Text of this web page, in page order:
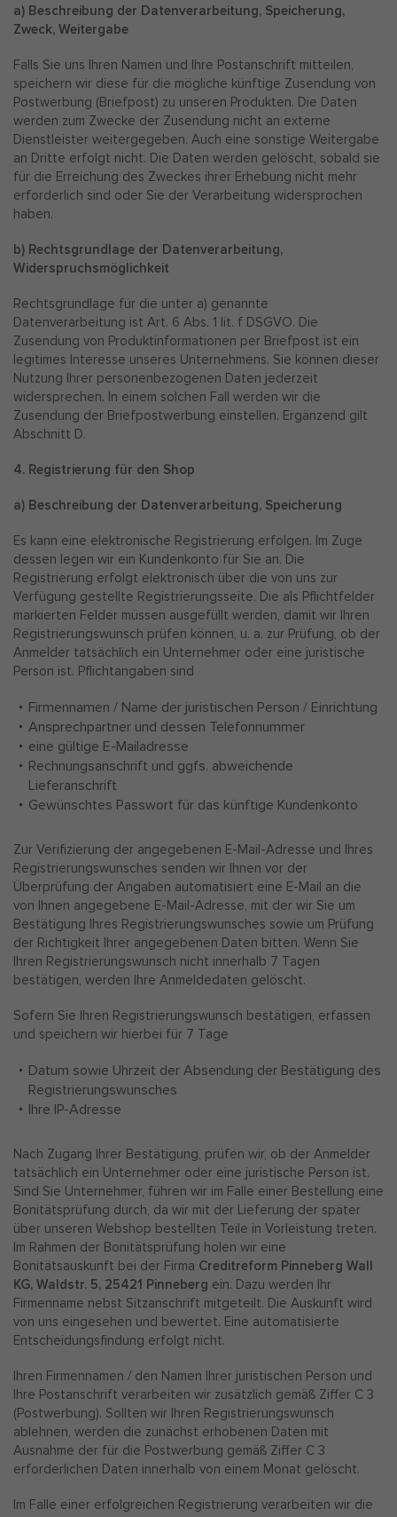
a) Beschreibung der Datenverarbeitung, Speicherung,
Zweck, Weitergabe
Falls Sie uns Ihren Namen und Ihre Postanschrift mitteilen,
speichern wir diese für die mögliche künftige Zusendung von
Postwerbung (Briefpost) zu unseren Produkten. Die Daten
werden zum Zwecke der Zusendung nicht an externe
Dienstleister weitergegeben. Auch eine sonstige Weitergabe
an Dritte erfolgt nicht. Die Daten werden gelöscht, sobald sie
für die Erreichung des Zweckes ihrer Erhebung nicht mehr
erforderlich sind oder Sie der Verarbeitung widersprochen
haben.
b) Rechtsgrundlage der Datenverarbeitung,
Widerspruchsmöglichkeit
Rechtsgrundlage für die unter a) genannte
Datenverarbeitung ist Art. 6 Abs. 1 lit. f DSGVO. Die
Zusendung von Produktinformationen per Briefpost ist ein
legitimes Interesse unseres Unternehmens. Sie können dieser
Nutzung Ihrer personenbezogenen Daten jederzeit
widersprechen. In einem solchen Fall werden wir die
Zusendung der Briefpostwerbung einstellen. Ergänzend gilt
Abschnitt D.
4. Registrierung für den Shop
a) Beschreibung der Datenverarbeitung, Speicherung
Es kann eine elektronische Registrierung erfolgen. Im Zuge
dessen legen wir ein Kundenkonto für Sie an. Die
Registrierung erfolgt elektronisch über die von uns zur
Verfügung gestellte Registrierungsseite. Die als Pflichtfelder
markierten Felder müssen ausgefüllt werden, damit wir Ihren
Registrierungswunsch prüfen können, u. a. zur Prüfung, ob der
Anmelder tatsächlich ein Unternehmer oder eine juristische
Person ist. Pflichtangaben sind
Firmennamen / Name der juristischen Person / Einrichtung
Ansprechpartner und dessen Telefonnummer
eine gültige E-Mailadresse
Rechnungsanschrift und ggfs. abweichende
Lieferanschrift
Gewünschtes Passwort für das künftige Kundenkonto
Zur Verifizierung der angegebenen E-Mail-Adresse und Ihres
Registrierungswunsches senden wir Ihnen vor der
Überprüfung der Angaben automatisiert eine E-Mail an die
von Ihnen angegebene E-Mail-Adresse, mit der wir Sie um
Bestätigung Ihres Registrierungswunsches sowie um Prüfung
der Richtigkeit Ihrer angegebenen Daten bitten. Wenn Sie
Ihren Registrierungswunsch nicht innerhalb 7 Tagen
bestätigen, werden Ihre Anmeldedaten gelöscht.
Sofern Sie Ihren Registrierungswunsch bestätigen, erfassen
und speichern wir hierbei für 7 Tage
Datum sowie Uhrzeit der Absendung der Bestätigung des
Registrierungswunsches
Ihre IP-Adresse
Nach Zugang Ihrer Bestätigung, prüfen wir, ob der Anmelder
tatsächlich ein Unternehmer oder eine juristische Person ist.
Sind Sie Unternehmer, führen wir im Falle einer Bestellung eine
Bonitätsprüfung durch, da wir mit der Lieferung der später
über unseren Webshop bestellten Teile in Vorleistung treten.
Im Rahmen der Bonitätsprüfung holen wir eine
Bonitätsauskunft bei der Firma Creditreform Pinneberg Wall
KG, Waldstr. 5, 25421 Pinneberg ein. Dazu werden Ihr
Firmenname nebst Sitzanschrift mitgeteilt. Die Auskunft wird
von uns eingesehen und bewertet. Eine automatisierte
Entscheidungsfindung erfolgt nicht.
Ihren Firmennamen / den Namen Ihrer juristischen Person und
Ihre Postanschrift verarbeiten wir zusätzlich gemäß Ziffer C 3
(Postwerbung). Sollten wir Ihren Registrierungswunsch
ablehnen, werden die zunächst erhobenen Daten mit
Ausnahme der für die Postwerbung gemäß Ziffer C 3
erforderlichen Daten innerhalb von einem Monat gelöscht.
Im Falle einer erfolgreichen Registrierung verarbeiten wir die